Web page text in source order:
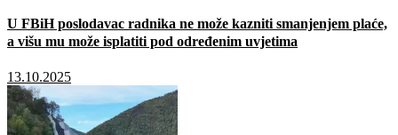
U FBiH poslodavac radnika ne može kazniti smanjenjem plaće,
a višu mu može isplatiti pod određenim uvjetima
13.10.2025